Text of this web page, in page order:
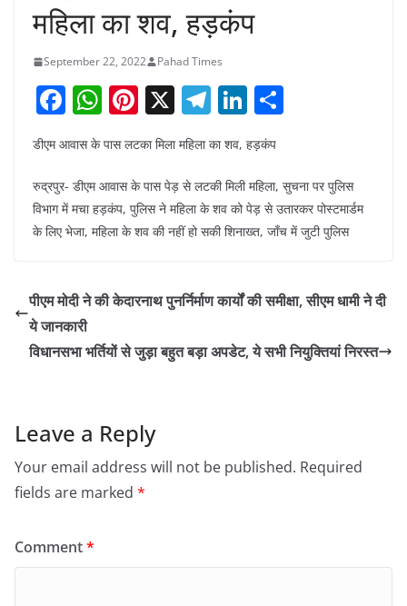
महिला का शव, हड़कंप
September 22, 2022 Pahad Times
F
c
e
b
o
k
W
at
s
A
p
Pi
nt
er
e
st
X T
e
gr
a
m
Li
n
k
e
dI
n
e
डीएम आवास के पास लटका मिला महिला का शव, हड़कंप
रुद्रपुर- डीएम आवास के पास पेड़ से लटकी मिली महिला, सुचना पर पुलिस
विभाग में मचा हड़कंप, पुलिस ने महिला के शव को पेड़ से उतारकर पोस्टमार्डम
के लिए भेजा, महिला के शव की नहीं हो सकी शिनाख्त, जाँच में जुटी पुलिस
पीएम मोदी ने की केदारनाथ पुनर्निर्माण कार्यों की समीक्षा, सीएम धामी ने दी
ये जानकारी
विधानसभा भर्तियों से जुड़ा बहुत बड़ा अपडेट, ये सभी नियुक्तियां निरस्त
Leave a Reply
Your email address will not be published. Required
fields are marked *
Comment*